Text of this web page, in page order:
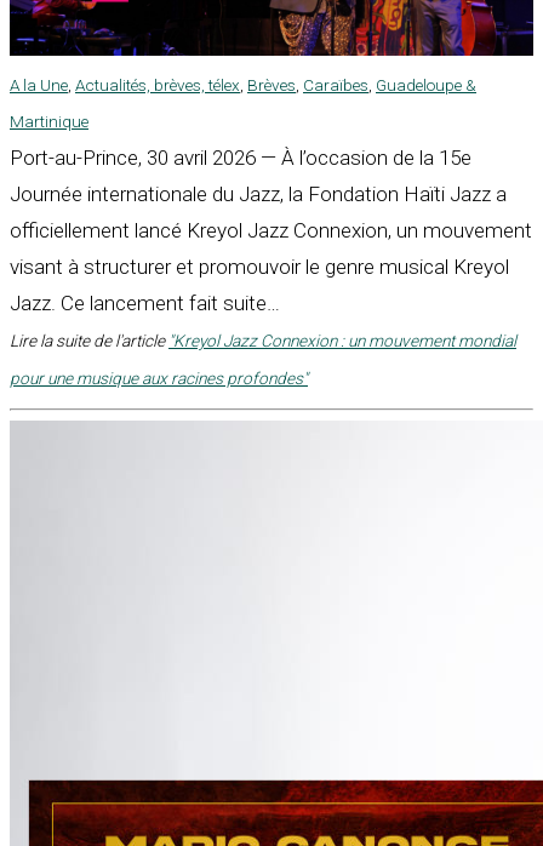
A la Une Actualités, brèves, télex Brèves Caraïbes Guadeloupe &
Martinique
Port-au-Prince, 30 avril 2026 — À l’occasion de la 15e
Journée internationale du Jazz, la Fondation Haïti Jazz a
officiellement lancé Kreyol Jazz Connexion, un mouvement
visant à structurer et promouvoir le genre musical Kreyol
Jazz. Ce lancement fait suite…
Lire la suite de l'article "Kreyol Jazz Connexion : un mouvement mondial
pour une musique aux racines profondes"